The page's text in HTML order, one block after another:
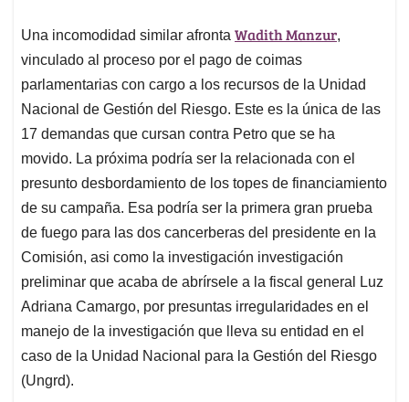
Una incomodidad similar afronta Wadith Manzur,
vinculado al proceso por el pago de coimas
parlamentarias con cargo a los recursos de la Unidad
Nacional de Gestión del Riesgo. Este es la única de las
17 demandas que cursan contra Petro que se ha
movido. La próxima podría ser la relacionada con el
presunto desbordamiento de los topes de financiamiento
de su campaña. Esa podría ser la primera gran prueba
de fuego para las dos cancerberas del presidente en la
Comisión, asi como la investigación investigación
preliminar que acaba de abrírsele a la fiscal general Luz
Adriana Camargo, por presuntas irregularidades en el
manejo de la investigación que lleva su entidad en el
caso de la Unidad Nacional para la Gestión del Riesgo
(Ungrd).